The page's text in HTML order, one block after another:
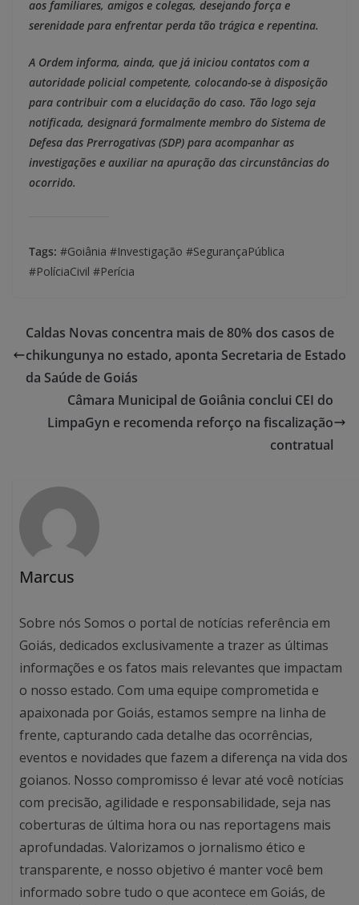
aos familiares, amigos e colegas, desejando força e
serenidade para enfrentar perda tão trágica e repentina.
A Ordem informa, ainda, que já iniciou contatos com a
autoridade policial competente, colocando-se à disposição
para contribuir com a elucidação do caso. Tão logo seja
notificada, designará formalmente membro do Sistema de
Defesa das Prerrogativas (SDP) para acompanhar as
investigações e auxiliar na apuração das circunstâncias do
ocorrido.
Tags: #Goiânia #Investigação #SegurançaPública
#PolíciaCivil #Perícia
Caldas Novas concentra mais de 80% dos casos de
chikungunya no estado, aponta Secretaria de Estado
da Saúde de Goiás
Câmara Municipal de Goiânia conclui CEI do
LimpaGyn e recomenda reforço na fiscalização
contratual
Marcus
Sobre nós Somos o portal de notícias referência em
Goiás, dedicados exclusivamente a trazer as últimas
informações e os fatos mais relevantes que impactam
o nosso estado. Com uma equipe comprometida e
apaixonada por Goiás, estamos sempre na linha de
frente, capturando cada detalhe das ocorrências,
eventos e novidades que fazem a diferença na vida dos
goianos. Nosso compromisso é levar até você notícias
com precisão, agilidade e responsabilidade, seja nas
coberturas de última hora ou nas reportagens mais
aprofundadas. Valorizamos o jornalismo ético e
transparente, e nosso objetivo é manter você bem
informado sobre tudo o que acontece em Goiás, de